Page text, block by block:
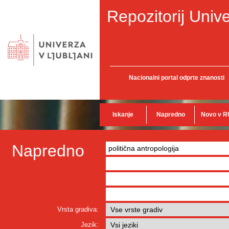
Repozitorij
Nacionalni portal odprte znanosti
Iskanje Napredno Novo v
Napredno
Vrsta gradiva:
Jezik: